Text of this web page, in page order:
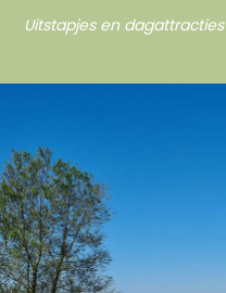
Uitstapjes en dagattracties